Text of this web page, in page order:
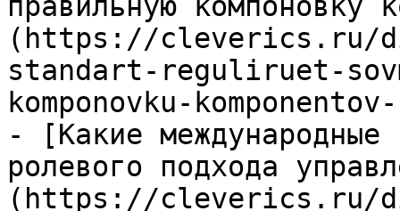
(https://cleverics.ru/
standart-reguliruet-
komponovku-
- [Какие международные
ролевого подхода
(https://cleverics.ru/